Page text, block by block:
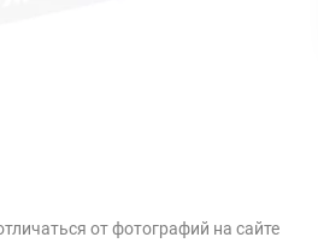
от фотографий на сайте